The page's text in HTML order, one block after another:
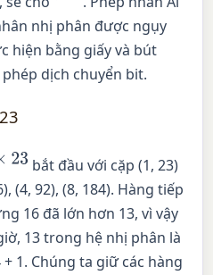
nhị phân được ngụy
hiện bằng giấy và bút
dịch chuyển bit.
bắt đầu với cặp (1, 23)
(4, 92), (8, 184). Hàng tiếp
16 đã lớn hơn 13, vì vậy
13 trong hệ nhị phân là
+ 1. Chúng ta giữ các hàng